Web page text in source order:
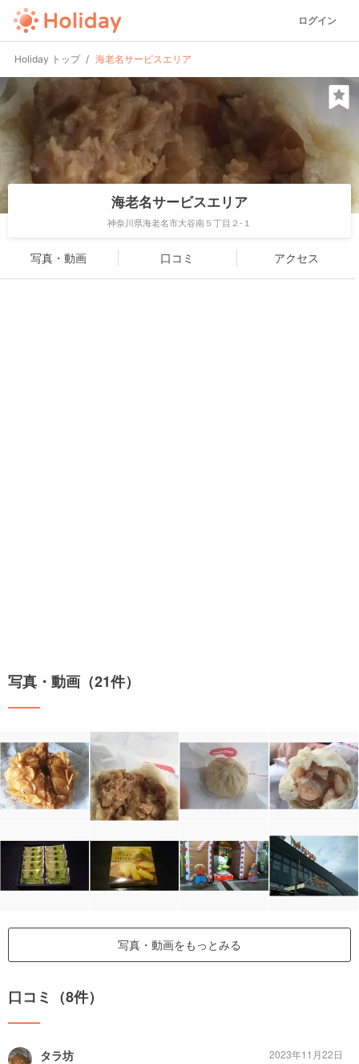
ログイン
Holiday トップ 海老名サービスエリア
海老名サービスエリア
神奈川県海老名市大谷南５丁目２-１
写真・動画 口コミ アクセス
写真・動画（21件）
写真・動画をもっとみる
口コミ（8件）
タラ坊
2023年11月22日